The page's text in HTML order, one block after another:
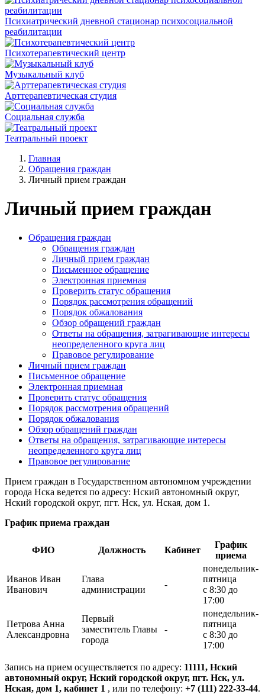
Психиатрический дневной стационар психосоциальной
реабилитации
Психотерапевтический центр
Музыкальный клуб
Арттерапевтическая студия
Социальная служба
Театральный проект
Главная
Обращения граждан
Личный прием граждан
Личный прием граждан
Обращения граждан
Обращения граждан
Личный прием граждан
Письменное обращение
Электронная приемная
Проверить статус обращения
Порядок рассмотрения обращений
Порядок обжалования
Обзор обращений граждан
Ответы на обращения, затрагивающие интересы
неопределенного круга лиц
Правовое регулирование
Личный прием граждан
Письменное обращение
Электронная приемная
Проверить статус обращения
Порядок рассмотрения обращений
Порядок обжалования
Обзор обращений граждан
Ответы на обращения, затрагивающие интересы
неопределенного круга лиц
Правовое регулирование
Прием граждан в Государственном автономном учреждении
города Нска ведется по адресу: Нский автономный округ,
Нский городской округ, пгт. Нск, ул. Нская, дом 1.
График приема граждан
ФИО Должность Кабинет
График
приема
Иванов Иван
Иванович
Глава
администрации
-
понедельник-
пятница
с 8:30 до
17:00
Петрова Анна
Александровна
Первый
заместитель Главы
города
-
понедельник-
пятница
с 8:30 до
17:00
Запись на прием осуществляется по адресу: 11111, Нский
автономный округ, Нский городской округ, пгт. Нск, ул.
Нская, дом 1, кабинет 1 , или по телефону: +7 (111) 222-33-44.